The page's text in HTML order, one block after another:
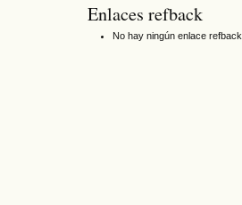
Enlaces refback
No hay ningún enlace refback.